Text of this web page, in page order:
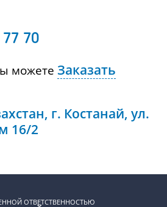
77 70
можете Заказать
г. Костанай, ул.
16/2
ОТВЕТСТВЕННОСТЬЮ